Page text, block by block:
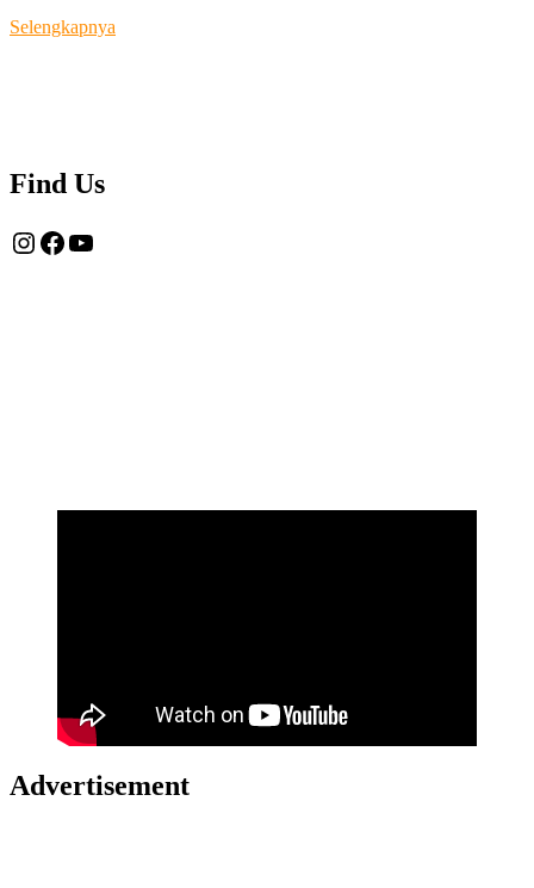
Selengkapnya
Find Us
Instagram
Facebook
YouTube
Advertisement